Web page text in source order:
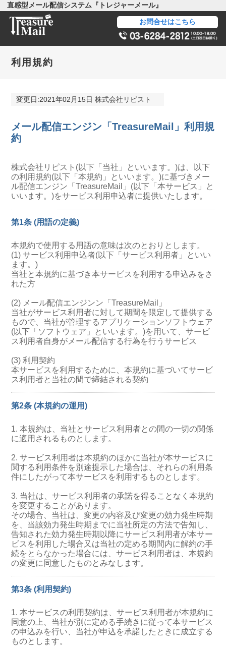
直感型メール配信システム『トレジャーメール』
お問合せはこちら
利用規約
変更日:2021年02月15日 株式会社リピスト
メール配信エンジン「TreasureMail」利用規
約
株式会社リピスト(以下「当社」といいます。)は、以下
の利用規約(以下「本規約」といいます。)に基づきメー
ル配信エンジン「TreasureMail」(以下「本サービス」と
いいます。)をサービス利用申込者に提供いたします。
第1条 (用語の定義)
本規約で使用する用語の意味は次のとおりとします。
(1) サービス利用申込者(以下「サービス利用者」といい
ます。)
当社と本規約に基づき本サービスを利用する申込みをさ
れた方
(2) メール配信エンジンン「TreasureMail」
当社がサービス利用者に対して期間を限定して提供する
もので、当社が管理するアプリケーションソフトウェア
(以下「ソフトウェア」といいます。)を用いて、サービ
ス利用者自身がメール配信する行為を行うサービス
(3) 利用契約
本サービスを利用するために、本規約に基づいてサービ
ス利用者と当社の間で締結される契約
第2条 (本規約の運用)
1. 本規約は、当社とサービス利用者との間の一切の関係
に適用されるものとします。
2. サービス利用者は本規約のほかに当社が本サービスに
関する利用条件を別途提示した場合は、それらの利用条
件にしたがって本サービスを利用するものとします。
3. 当社は、サービス利用者の承諾を得ることなく本規約
を変更することがあります。
その場合、当社は、変更の内容及び変更の効力発生時期
を、当該効力発生時期までに当社所定の方法で告知し、
告知された効力発生時期以降にサービス利用者が本サー
ビスを利用した場合又は当社の定める期間内に解約の手
続をとらなかった場合には、サービス利用者は、本規約
の変更に同意したものとみなします。
第3条 (利用契約)
1. 本サービスの利用契約は、サービス利用者が本規約に
同意の上、当社が別に定める手続きに従って本サービス
の申込みを行い、当社が申込を承諾したときに成立する
ものとします。